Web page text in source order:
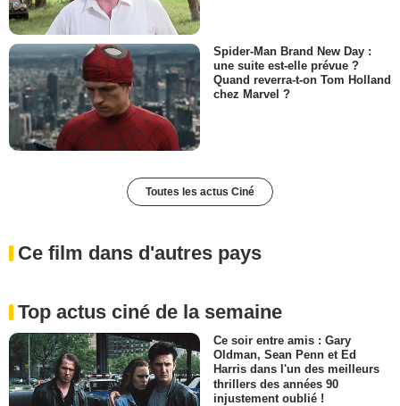
Spider-Man Brand New Day :
une suite est-elle prévue ?
Quand reverra-t-on Tom Holland
chez Marvel ?
Toutes les actus Ciné
Ce film dans d'autres pays
Top actus ciné de la semaine
Ce soir entre amis : Gary
Oldman, Sean Penn et Ed
Harris dans l'un des meilleurs
thrillers des années 90
injustement oublié !